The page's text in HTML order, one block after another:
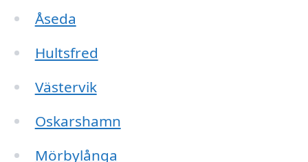
Åseda
Hultsfred
Västervik
Oskarshamn
Mörbylånga